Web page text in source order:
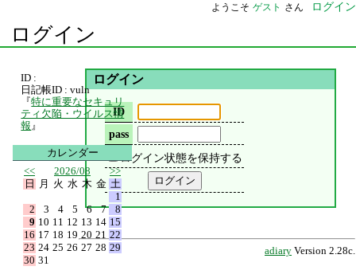
ようこそ ゲスト さん ログイン
ログイン
ログイン
ID
pass
ログイン状態を保持する
adiary Version 2.28c.
ID :
日記帳ID : vuln
『特に重要なセキュリ
ティ欠陥・ウイルス情
報 』
カレンダー
<<
2026/08
>>
日
月 火 水 木 金 土
1
2
3 4 5 6 7
8
9 10 11 12 13 14 15
16 17 18 19 20 21 22
23 24 25 26 27 28 29
30 31